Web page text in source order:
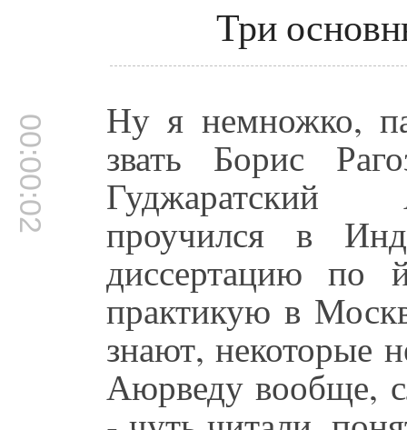
Три
00:00:02 Ну я немножко,
звать Борис
Гуджаратский
проучился в
диссертацию по
практикую в
знают, некоторые
Аюрведу вообще,